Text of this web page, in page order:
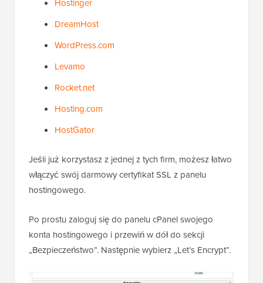
Hostinger
DreamHost
WordPress.com
Levamo
Rocket.net
Hosting.com
HostGator
Jeśli już korzystasz z jednej z tych firm, możesz łatwo
włączyć swój darmowy certyfikat SSL z panelu
hostingowego.
Po prostu zaloguj się do panelu cPanel swojego
konta hostingowego i przewiń w dół do sekcji
„Bezpieczeństwo”. Następnie wybierz „Let’s Encrypt”.